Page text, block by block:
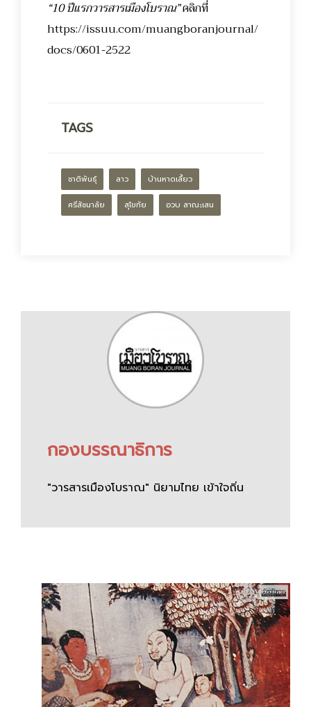
“10 ปีแรกวารสารเมืองโบราณ”คลิกที่
https://issuu.com/muangboranjournal/
docs/0601-2522
TAGS
ชาติพันธุ์ ลาว บ้านหาดเสี้ยว
ศรีสัชนาลัย สุโขทัย อวบ สาณะเสน
กองบรรณาธิการ
"วารสารเมืองโบราณ" นิยามไทย เข้าใจถิ่น